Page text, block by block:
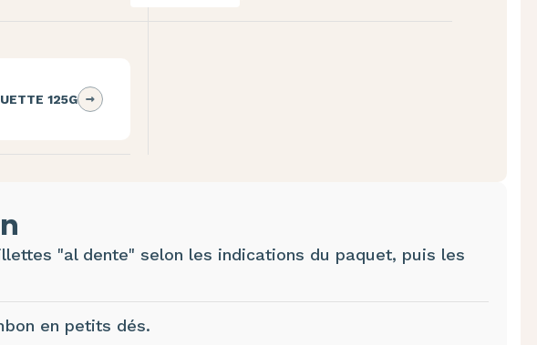
125G
"al dente" selon les indications du paquet, puis les
en petits dés.